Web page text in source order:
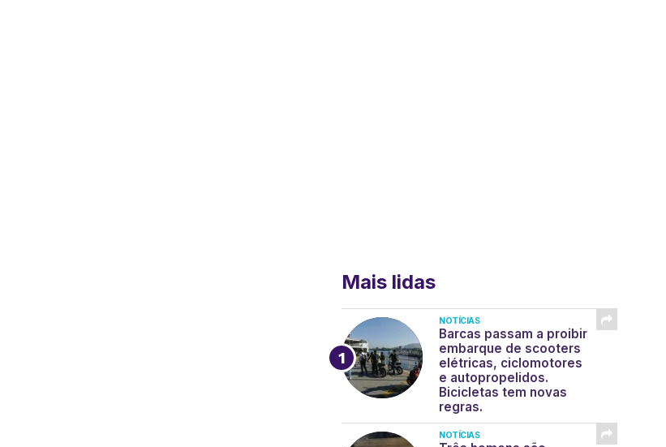
Mais lidas
NOTÍCIAS
Barcas passam a proibir
embarque de scooters
elétricas, ciclomotores
e autopropelidos.
Bicicletas tem novas
regras.
NOTÍCIAS